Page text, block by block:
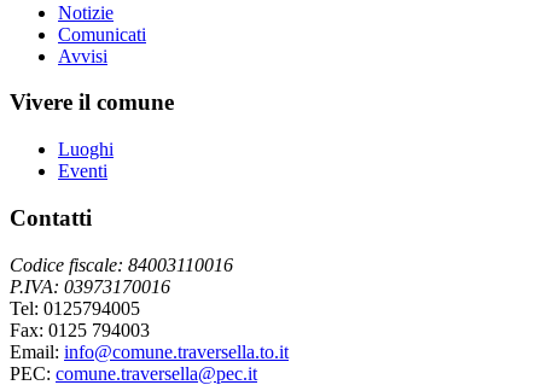
Notizie
Comunicati
Avvisi
Vivere il comune
Luoghi
Eventi
Contatti
Codice fiscale: 84003110016
P.IVA: 03973170016
Tel: 0125794005
Fax: 0125 794003
Email: info@comune.traversella.to.it
PEC: comune.traversella@pec.it